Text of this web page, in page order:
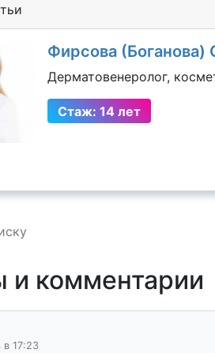
Фирсова (Боганова)
Дерматовенеролог,
Стаж: 14 лет
и комментарии
в 17:23